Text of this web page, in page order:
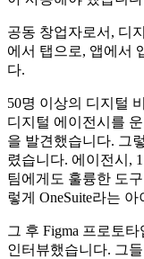
공동 창업자로서, 디
에서 탭으로, 앱에서
다.
50명 이상의 디지털
디지털 에이전시를
을 발견했습니다. 그
렸습니다. 에이전시,
팀에게도 훌륭한 도
렇게 OneSuite라는
그 후 Figma 프로토
인터뷰했습니다. 그